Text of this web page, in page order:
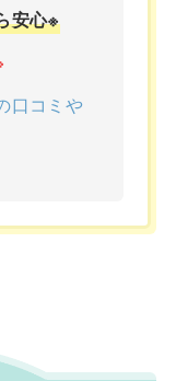
安心※
口コミや